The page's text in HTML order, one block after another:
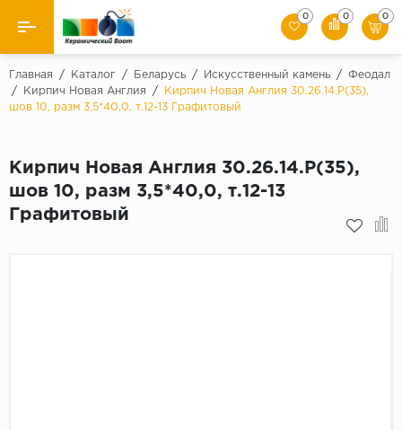
Назад
Производители
Керамогранит
0 0 0
Главная / Каталог / Беларусь / Искусственный камень /
Феодал
/
Кирпич Новая Англия /
Кирпич Новая Англия 30.26.14.Р(35),
шов 10, разм 3,5*40,0, т.12-13 Графитовый
Кирпич Новая Англия 30.26.14.Р(35),
шов 10, разм 3,5*40,0, т.12-13
Графитовый